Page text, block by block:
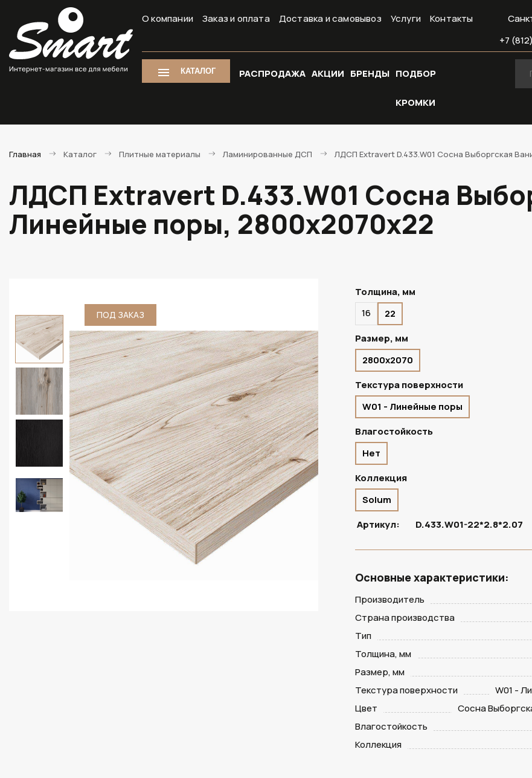
О компании Заказ и оплата Доставка и самовывоз Услуги Контакты
+7
КАТАЛОГ РАСПРОДАЖА АКЦИИ БРЕНДЫ ПОДБОР
КРОМКИ
Главная Каталог Плитные материалы Ламинированные ДСП ЛДСП Extravert D.433.W01 Сосна Выборгская
ЛДСП Extravert D.433.W01 Сосна
Линейные поры, 2800х2070х22
ПОД ЗАКАЗ ПОД ЗАКАЗ
Толщина, мм
16
22
Размер, мм
2800х2070
Текстура поверхности
W01 - Линейные поры
Влагостойкость
Нет
Коллекция
Solum
Артикул:
D.433.W01-22*2.8*2.07
Основные характеристики:
Производитель
Страна производства
Тип
Толщина, мм
Размер, мм
Текстура поверхности
W01 -
Цвет
Сосна
Влагостойкость
Коллекция